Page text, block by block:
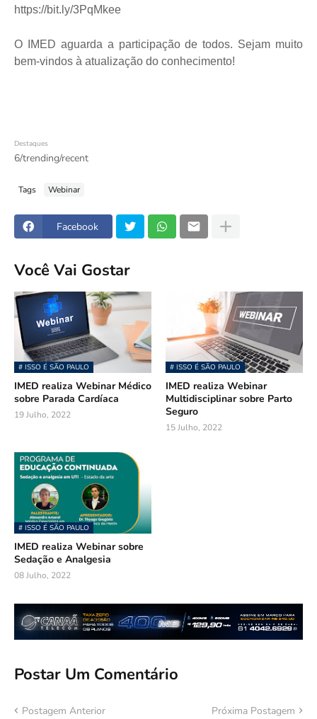
https://bit.ly/3PqMkee
O IMED aguarda a participação de todos. Sejam muito
bem-vindos à atualização do conhecimento!
Destaques
6/trending/recent
Tags Webinar
Facebook
Você Vai Gostar
# ISSO É SÃO PAULO
IMED realiza Webinar Médico
sobre Parada Cardíaca
19 Julho, 2022
# ISSO É SÃO PAULO
IMED realiza Webinar
Multidisciplinar sobre Parto
Seguro
15 Julho, 2022
# ISSO É SÃO PAULO
IMED realiza Webinar sobre
Sedação e Analgesia
08 Julho, 2022
Postar Um Comentário
Postagem Anterior Próxima Postagem